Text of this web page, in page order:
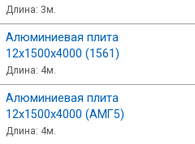
Длина: 3м.
Алюминиевая плита
12х1500х4000 (1561)
Длина: 4м.
Алюминиевая плита
12х1500х4000 (АМГ5)
Длина: 4м.